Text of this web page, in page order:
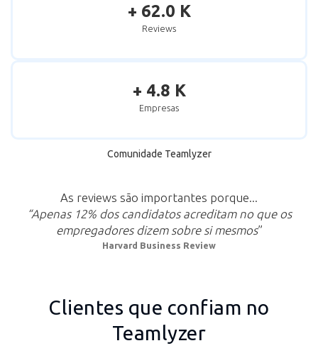
+ 62.0 K
Reviews
+ 4.8 K
Empresas
Comunidade Teamlyzer
As reviews são importantes porque...
“Apenas 12% dos candidatos acreditam no que os
empregadores dizem sobre si mesmos”
Harvard Business Review
Clientes que confiam no
Teamlyzer